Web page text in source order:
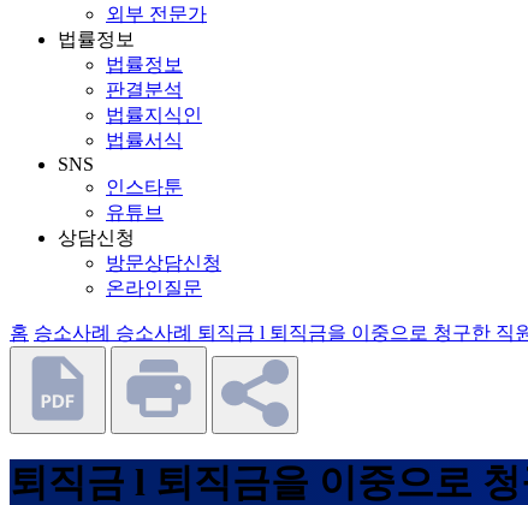
외부 전문가
법률정보
법률정보
판결분석
법률지식인
법률서식
SNS
인스타툰
유튜브
상담신청
방문상담신청
온라인질문
홈 승소사례 승소사례 퇴직금 l 퇴직금을 이중으로 청구한 직
퇴직금 l 퇴직금을 이중으로